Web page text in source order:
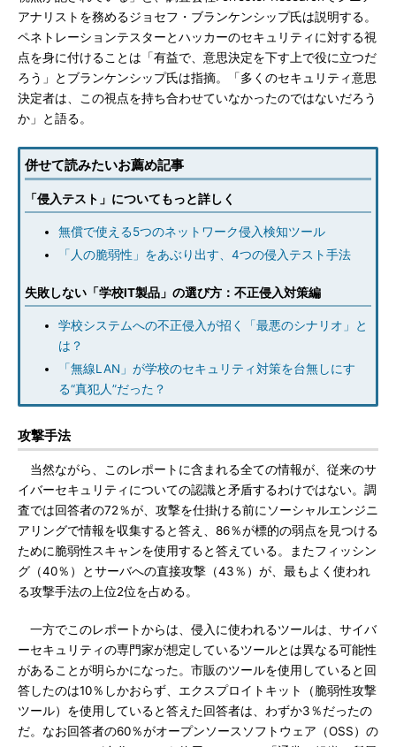
アナリストを務めるジョセフ・ブランケンシップ氏は説明する。
ペネトレーションテスターとハッカーのセキュリティに対する視
点を身に付けることは「有益で、意思決定を下す上で役に立つだ
ろう」とブランケンシップ氏は指摘。「多くのセキュリティ意思
決定者は、この視点を持ち合わせていなかったのではないだろう
か」と語る。
併せて読みたいお薦め記事
「侵入テスト」についてもっと詳しく
無償で使える5つのネットワーク侵入検知ツール
「人の脆弱性」をあぶり出す、4つの侵入テスト手法
失敗しない「学校IT製品」の選び方：不正侵入対策編
学校システムへの不正侵入が招く「最悪のシナリオ」と
は？
「無線LAN」が学校のセキュリティ対策を台無しにす
る“真犯人”だった？
攻撃手法
当然ながら、このレポートに含まれる全ての情報が、従来のサ
イバーセキュリティについての認識と矛盾するわけではない。調
査では回答者の72％が、攻撃を仕掛ける前にソーシャルエンジニ
アリングで情報を収集すると答え、86％が標的の弱点を見つける
ために脆弱性スキャンを使用すると答えている。またフィッシン
グ（40％）とサーバへの直接攻撃（43％）が、最もよく使われ
る攻撃手法の上位2位を占める。
一方でこのレポートからは、侵入に使われるツールは、サイバ
ーセキュリティの専門家が想定しているツールとは異なる可能性
があることが明らかになった。市販のツールを使用していると回
答したのは10％しかおらず、エクスプロイトキット（脆弱性攻撃
ツール）を使用していると答えた回答者は、わずか3％だったの
だ。なお回答者の60％がオープンソースソフトウェア（OSS）の